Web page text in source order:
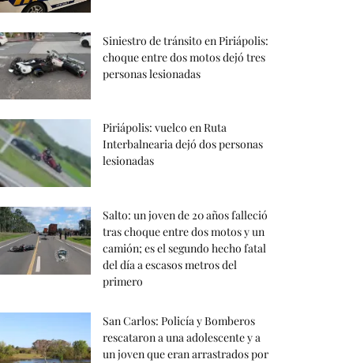
Siniestro de tránsito en Piriápolis:
choque entre dos motos dejó tres
personas lesionadas
Piriápolis: vuelco en Ruta
Interbalnearia dejó dos personas
lesionadas
Salto: un joven de 20 años falleció
tras choque entre dos motos y un
camión; es el segundo hecho fatal
del día a escasos metros del
primero
San Carlos: Policía y Bomberos
rescataron a una adolescente y a
un joven que eran arrastrados por